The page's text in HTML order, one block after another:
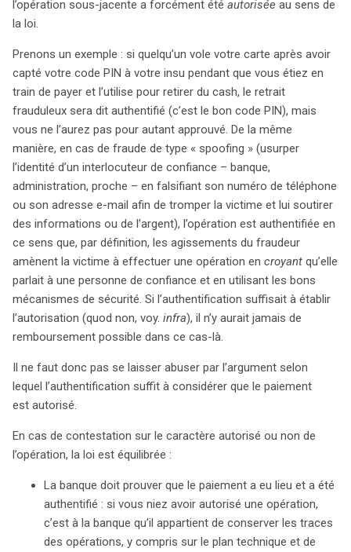
l’opération sous-jacente a forcément été autorisée au sens de
la loi.
Prenons un exemple : si quelqu’un vole votre carte après avoir
capté votre code PIN à votre insu pendant que vous étiez en
train de payer et l’utilise pour retirer du cash, le retrait
frauduleux sera dit authentifié (c’est le bon code PIN), mais
vous ne l’aurez pas pour autant approuvé. De la même
manière, en cas de fraude de type « spoofing » (usurper
l’identité d’un interlocuteur de confiance – banque,
administration, proche – en falsifiant son numéro de téléphone
ou son adresse e-mail afin de tromper la victime et lui soutirer
des informations ou de l’argent), l’opération est authentifiée en
ce sens que, par définition, les agissements du fraudeur
amènent la victime à effectuer une opération en croyant qu’elle
parlait à une personne de confiance et en utilisant les bons
mécanismes de sécurité. Si l’authentification suffisait à établir
l’autorisation (quod non, voy. infra), il n’y aurait jamais de
remboursement possible dans ce cas-là.
Il ne faut donc pas se laisser abuser par l’argument selon
lequel l’authentification suffit à considérer que le paiement
est autorisé.
En cas de contestation sur le caractère autorisé ou non de
l’opération, la loi est équilibrée :
La banque doit prouver que le paiement a eu lieu et a été
authentifié : si vous niez avoir autorisé une opération,
c’est à la banque qu’il appartient de conserver les traces
des opérations, y compris sur le plan technique et de